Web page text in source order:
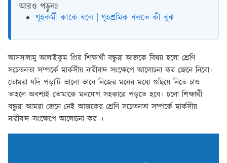
আরও পড়ুনঃ
গৃহকর্মী কাকে বলে | গৃহশ্রমিক বলতে কী বুঝ
আসসালামু আলাইকুম প্রিয় শিক্ষার্থী বন্ধুরা আজকে বিষয় হলো শ্রেণি
সচেতনতা সম্পর্কে মার্কসীয় নারীবাদ সংক্ষেপে আলোচনা কর জেনে নিবো।
তোমরা যদি পড়াটি ভালো ভাবে নিজের মনের মধ্যে গুছিয়ে নিতে চাও
তাহলে অবশ্যই তোমাকে মনযোগ সহকারে পড়তে হবে। চলো শিক্ষার্থী
বন্ধুরা আমরা জেনে নেই আজকের শ্রেণি সচেতনতা সম্পর্কে মার্কসীয়
নারীবাদ সংক্ষেপে আলোচনা কর ।